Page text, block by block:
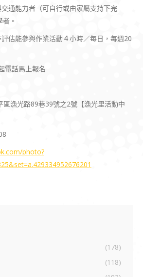
通能力者（可自行或由家屬支持下完
。
估能參與作業活動４小時／每日，每週20
電話馬上報名
區漁光路89巷39號之2號【漁光里活動中
photo?
(178)
(118)